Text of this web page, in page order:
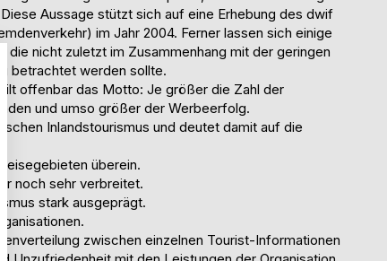
Aussage stützt sich auf eine Erhebung des dwif
im Jahr 2004. Ferner lassen sich einige
die nicht zuletzt im Zusammenhang mit der geringen
betrachtet werden sollte.
offenbar das Motto: Je größer die Zahl der
und umso größer der Werbeerfolg.
Inlandstourismus und deutet damit auf die
überein.
noch sehr verbreitet.
stark ausgeprägt.
zwischen einzelnen Tourist-Informationen